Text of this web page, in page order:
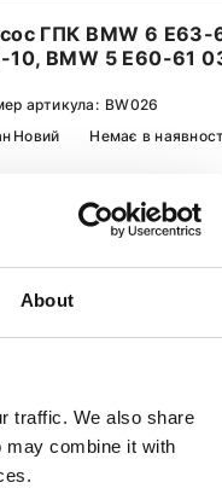
About
traffic. We also share
may combine it with
ГПК BMW 6 E63-
10, BMW 5 E60-61
артикула: BW026
Новий Немає в